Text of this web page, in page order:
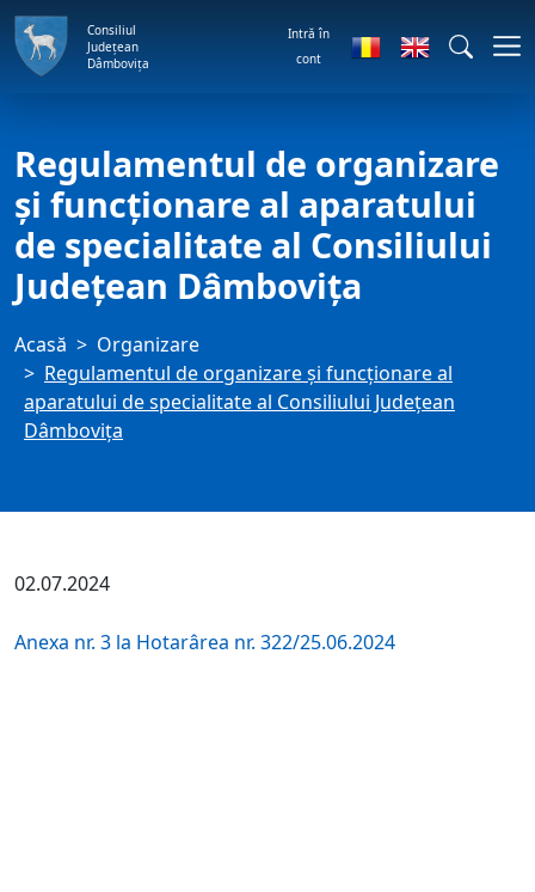
Consiliul
Județean
Dâmbovița
Intră în
cont
Regulamentul de organizare
şi funcţionare al aparatului
de specialitate al Consiliului
Județean Dâmbovița
Acasă
Organizare
Regulamentul de organizare şi funcţionare al
aparatului de specialitate al Consiliului Județean
Dâmbovița
02.07.2024
Anexa nr. 3 la Hotarârea nr. 322/25.06.2024